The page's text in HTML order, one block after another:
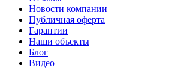
Новости компании
Публичная оферта
Гарантии
Наши объекты
Блог
Видео